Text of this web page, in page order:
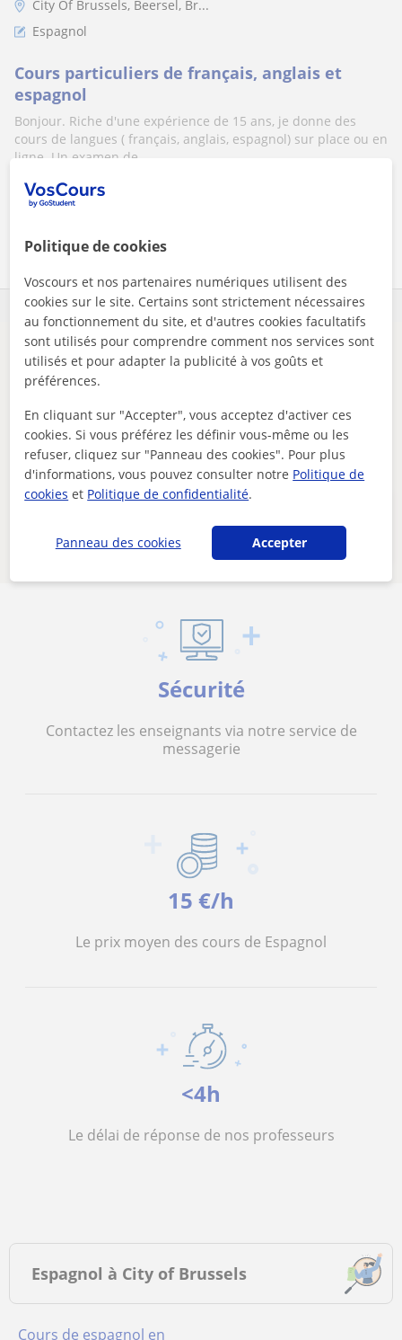
City Of Brussels, Beersel, Br...
Espagnol
Cours particuliers de français, anglais et
espagnol
Bonjour. Riche d'une expérience de 15 ans, je donne des
cours de langues ( français, anglais, espagnol) sur place ou en
ligne. Un examen de...
Il semblerait que votre recherche soit très précise.
Ajustez votre recherche pour voir plus de résultats ou
nouveaux professeurs seront disponibles.
Supprimer les filtres
Sauvegarder recherche
pourraient aussi vous intéresser
Sécurité
Contactez les enseignants via notre service de
messagerie
15 €/h
Le prix moyen des cours de Espagnol
<4h
Le délai de réponse de nos professeurs
Espagnol à City of Brussels
Cours de espagnol en
Politique de cookies
Voscours et nos partenaires numériques utilisent des
cookies sur le site. Certains sont strictement nécessaires
au fonctionnement du site, et d'autres cookies facultatifs
sont utilisés pour comprendre comment nos services sont
utilisés et pour adapter la publicité à vos goûts et
préférences.
En cliquant sur "Accepter", vous acceptez d'activer ces
cookies. Si vous préférez les définir vous-même ou les
refuser, cliquez sur "Panneau des cookies". Pour plus
d'informations, vous pouvez consulter notre Politique de
cookies et Politique de confidentialité.
Panneau des cookies Accepter